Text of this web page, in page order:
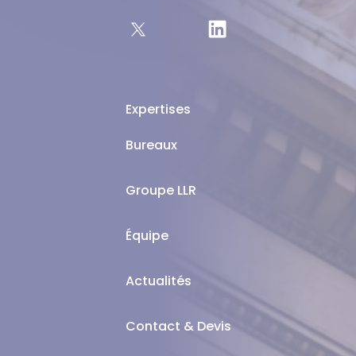
Expertises
Bureaux
Groupe LLR
Équipe
Actualités
Contact & Devis